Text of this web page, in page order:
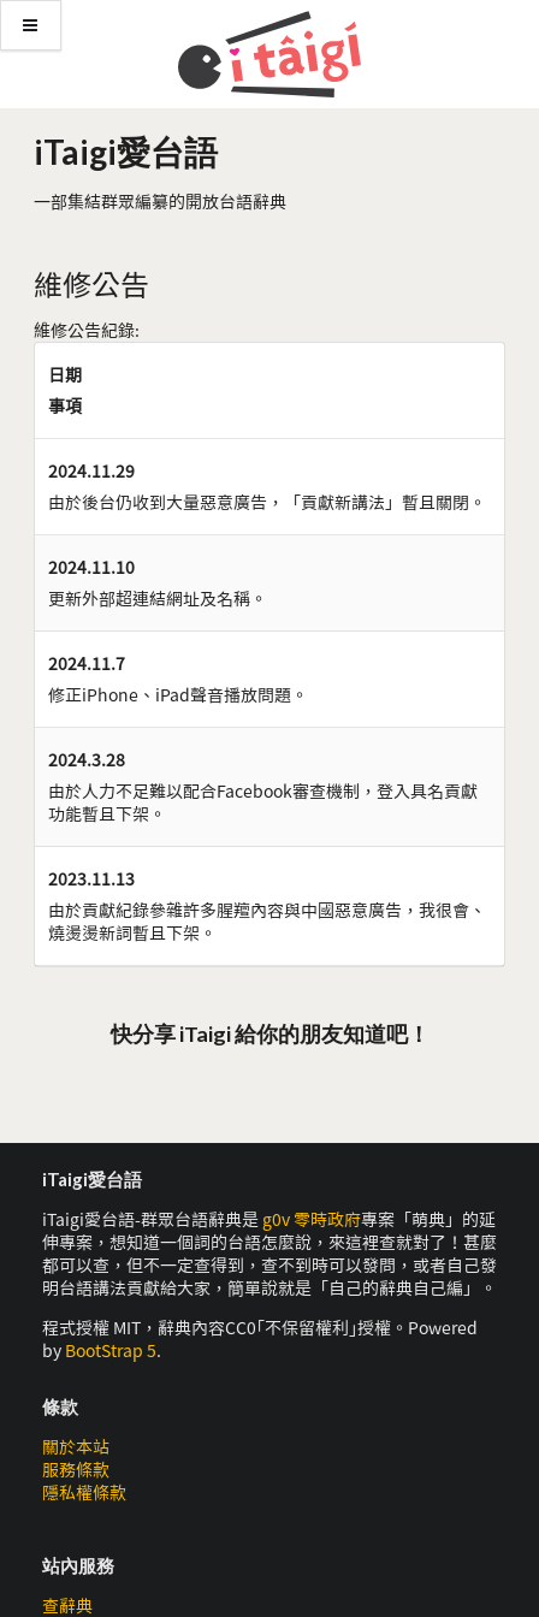
iTaigi愛台語
一部集結群眾編纂的開放台語辭典
維修公告
維修公告紀錄:
日期
事項
2024.11.29
由於後台仍收到大量惡意廣告，「貢獻新講法」暫且關閉。
2024.11.10
更新外部超連結網址及名稱。
2024.11.7
修正iPhone、iPad聲音播放問題。
2024.3.28
由於人力不足難以配合Facebook審查機制，登入具名貢獻
功能暫且下架。
2023.11.13
由於貢獻紀錄參雜許多腥羶內容與中國惡意廣告，我很會、
燒燙燙新詞暫且下架。
快分享 iTaigi 給你的朋友知道吧！
iTaigi愛台語
iTaigi愛台語-群眾台語辭典是 g0v 零時政府專案「萌典」的延
伸專案，想知道一個詞的台語怎麼說，來這裡查就對了！甚麼
都可以查，但不一定查得到，查不到時可以發問，或者自己發
明台語講法貢獻給大家，簡單說就是「自己的辭典自己編」。
程式授權 MIT，辭典內容CC0｢不保留權利｣授權。Powered
by BootStrap 5.
條款
關於本站
服務條款
隱私權條款
站內服務
查辭典